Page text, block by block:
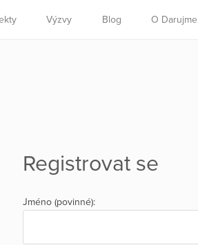
Výzvy Blog O
Registrovat se
Jméno (povinné):